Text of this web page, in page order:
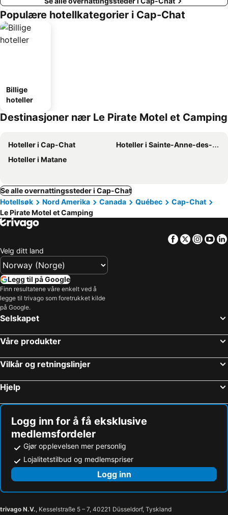
Populære hotellkategorier i Cap-Chat
Billige
hoteller
Destinasjoner nær Le Pirate Motel et Camping
Hoteller i Cap-Chat
Hoteller i Sainte-Anne-des-Monts
Hoteller i Matane
Se alle overnattingssteder i Cap-Chat
Hotellsøk
Nord Amerika Canada Québec
Cap-Chat
Le Pirate Motel et Camping
Facebook
Twitter
Velg ditt land
Legg til på Google
Finn resultatene våre enkelt ved å
legge til trivago som foretrukket kilde
på Google.
Selskapet
Våre produkter
Vilkår og retningslinjer
Hjelp
Logg inn for å få eksklusive
medlemsfordeler
Gjør opplevelsen mer personlig
Lojalitetstilbud og medlemspriser
Logg inn
trivago N.V., Kesselstraße 5 – 7, 40221 Düsseldorf, Tyskland